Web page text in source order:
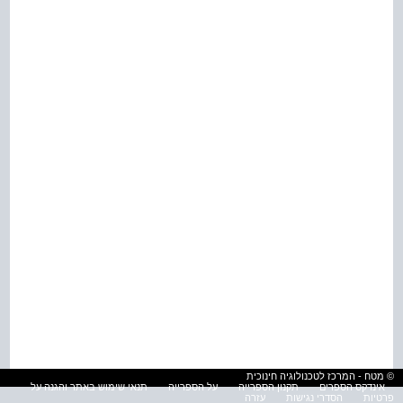
© מטח - המרכז לטכנולוגיה חינוכית
אינדקס הספרים
תקנון הספרייה על הספרייה
תנאי שימוש באתר והגנה על
פרטיות
הסדרי נגישות עזרה